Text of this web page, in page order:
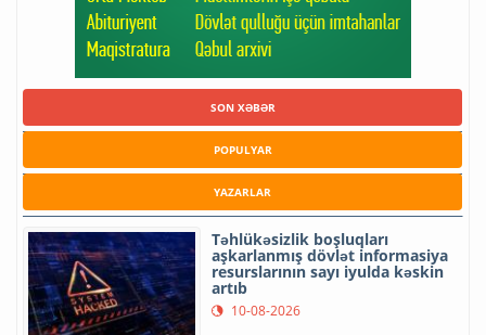
SON XƏBƏR
POPULYAR
YAZARLAR
Təhlükəsizlik boşluqları
aşkarlanmış dövlət informasiya
resurslarının sayı iyulda kəskin
artıb
10-08-2026